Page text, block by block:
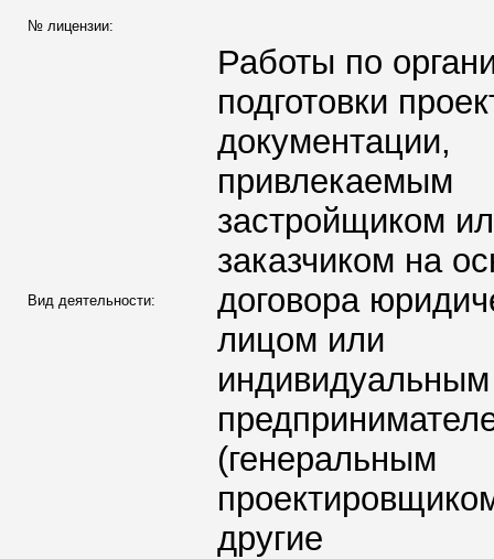
№ лицензии:
Вид деятельности:
Работы по
подготовки
документации,
привлекаемым
застройщиком
заказчиком на
договора
лицом или
индивидуальным
(генеральным
другие